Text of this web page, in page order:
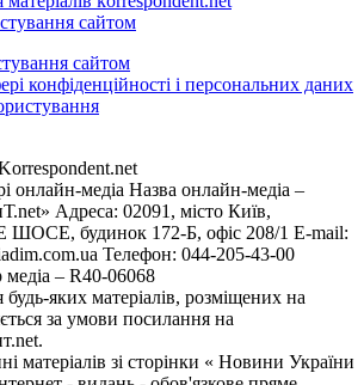
сайтом
сайтом
конфіденційності і персональних даних
онлайн-медіа Назва онлайн-медіа –
Адреса: 02091, місто Київ,
будинок 172-Б, офіс 208/1 E-mail:
Телефон: 044-205-43-00
медіа – R40-06068
яких матеріалів, розміщених на
за умови посилання на
матеріалів зі сторінки « Новини України